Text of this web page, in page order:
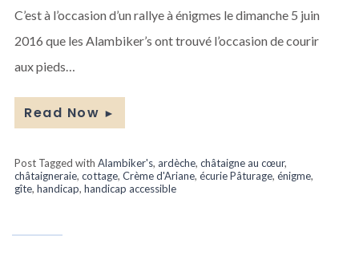
à
dans
la
châtaigneraie
Pâturage
C’est à l’occasion d’un rallye à énigmes le dimanche 5 juin
2016 que les Alambiker’s ont trouvé l’occasion de courir
aux pieds…
Read Now ►
Post Tagged withAlambiker's,ardèche,châtaigne au cœur,
châtaigneraie,cottage,Crème d'Ariane,écurie Pâturage,énigme,
gîte,handicap,handicap accessible